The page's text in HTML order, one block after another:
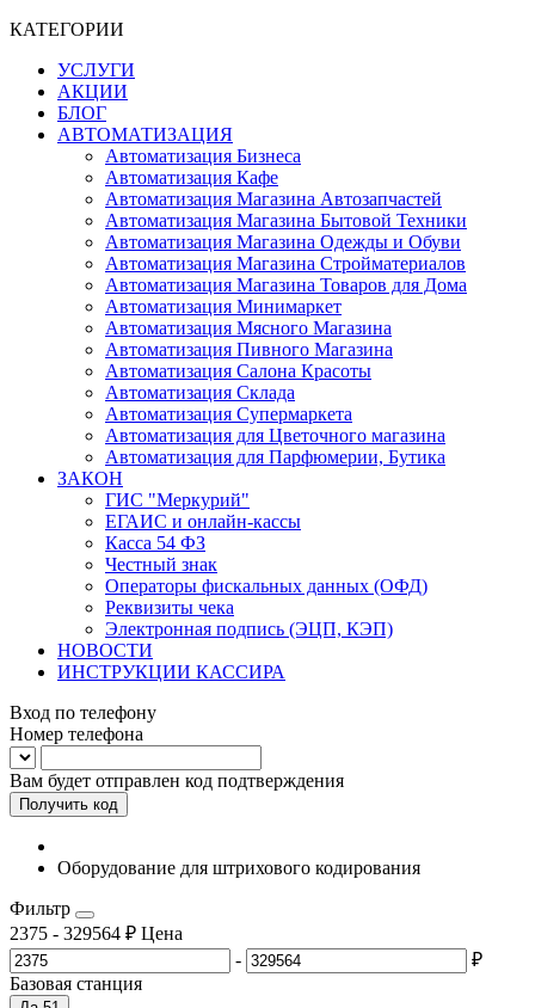
КАТЕГОРИИ
УСЛУГИ
АКЦИИ
БЛОГ
АВТОМАТИЗАЦИЯ
Автоматизация Бизнеса
Автоматизация Кафе
Автоматизация Магазина Автозапчастей
Автоматизация Магазина Бытовой Техники
Автоматизация Магазина Одежды и Обуви
Автоматизация Магазина Стройматериалов
Автоматизация Магазина Товаров для Дома
Автоматизация Минимаркет
Автоматизация Мясного Магазина
Автоматизация Пивного Магазина
Автоматизация Салона Красоты
Автоматизация Склада
Автоматизация Супермаркета
Автоматизация для Цветочного магазина
Автоматизация для Парфюмерии, Бутика
ЗАКОН
ГИС "Меркурий"
ЕГАИС и онлайн-кассы
Касса 54 ФЗ
Честный знак
Операторы фискальных данных (ОФД)
Реквизиты чека
Электронная подпись (ЭЦП, КЭП)
НОВОСТИ
ИНСТРУКЦИИ КАССИРА
Вход по телефону
Номер телефона
Вам будет отправлен код подтверждения
Получить код
Оборудование для штрихового кодирования
Фильтр
2375 - 329564 ₽ Цена
-
₽
Базовая станция